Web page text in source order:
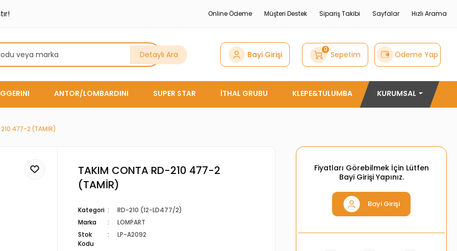
Online Ödeme Müşteri Destek Sipariş Takibi Sayfalar Hızlı Arama
Detaylı Ara Bayi Girişi 0 Sepetim Ödeme Yap
ANTOR/LOMBARDINI SUPER STAR İTHAL GRUBU KLEPE&TULUMBA KURUMSAL
477-2 (TAMİR)
TAKIM CONTA RD-210 477-2
(TAMİR)
Kategori
RD-210 (12-LD477/2)
Marka
LOMPART
Stok
Kodu
LP-A2092
Fiyatları Görebilmek İçin Lütfen
Bayi Girişi Yapınız.
Bayi Girişi